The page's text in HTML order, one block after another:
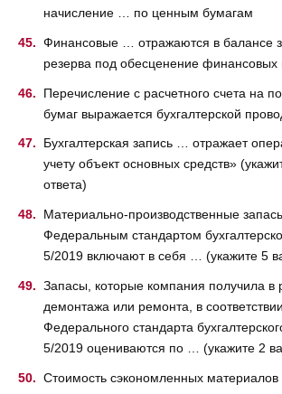
начисление … по ценным бумагам
Финансовые … отражаются в балансе
резерва под обесценение финансовых
Перечисление с расчетного счета на
бумаг выражается бухгалтерской
Бухгалтерская запись … отражает
учету объект основных средств»
ответа)
Материально-производственные
Федеральным стандартом
5/2019 включают в себя … (укажите 5
Запасы, которые компания получила в
демонтажа или ремонта, в
Федерального стандарта
5/2019 оцениваются по … (укажите 2
Стоимость сэкономленных материалов